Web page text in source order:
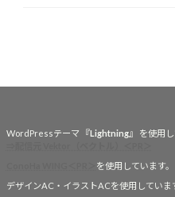
WordPressテーマ 『Lightning』 を使用
を使用しています。
デザインAC・イラストACを使用していま